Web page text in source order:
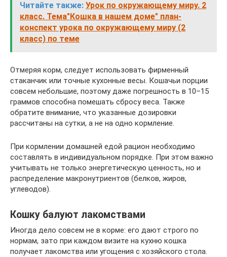
Читайте также: Урок по окружающему миру. 2
класс. Тема"Кошка в нашем доме" план-
конспект урока по окружающему миру (2
класс) по теме
Отмеряя корм, следует использовать фирменный
стаканчик или точные кухонные весы. Кошачьи порции
совсем небольшие, поэтому даже погрешность в 10–15
граммов способна помешать сбросу веса. Также
обратите внимание, что указанные дозировки
рассчитаны на сутки, а не на одно кормление.
При кормлении домашней едой рацион необходимо
составлять в индивидуальном порядке. При этом важно
учитывать не только энергетическую ценность, но и
распределение макронутриентов (белков, жиров,
углеводов).
Кошку балуют лакомствами
Иногда дело совсем не в корме: его дают строго по
нормам, зато при каждом визите на кухню кошка
получает лакомства или угощения с хозяйского стола.